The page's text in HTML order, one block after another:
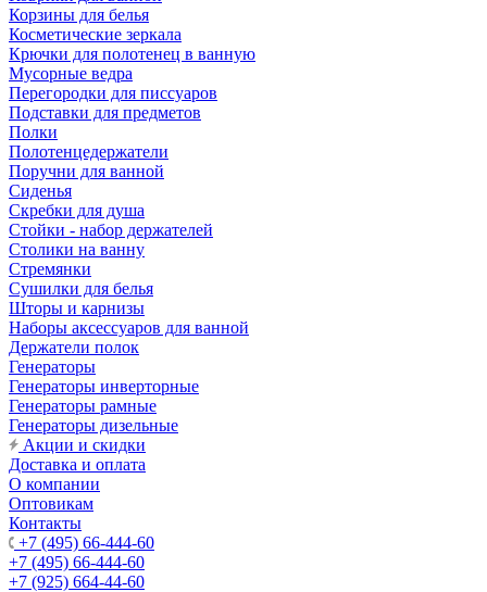
Корзины для белья
Косметические зеркала
Крючки для полотенец в ванную
Мусорные ведра
Перегородки для писсуаров
Подставки для предметов
Полки
Полотенцедержатели
Поручни для ванной
Сиденья
Скребки для душа
Стойки - набор держателей
Столики на ванну
Стремянки
Сушилки для белья
Шторы и карнизы
Наборы аксессуаров для ванной
Держатели полок
Генераторы
Генераторы инверторные
Генераторы рамные
Генераторы дизельные
Акции и скидки
Доставка и оплата
О компании
Оптовикам
Контакты
+7 (495) 66-444-60
+7 (495) 66-444-60
+7 (925) 664-44-60